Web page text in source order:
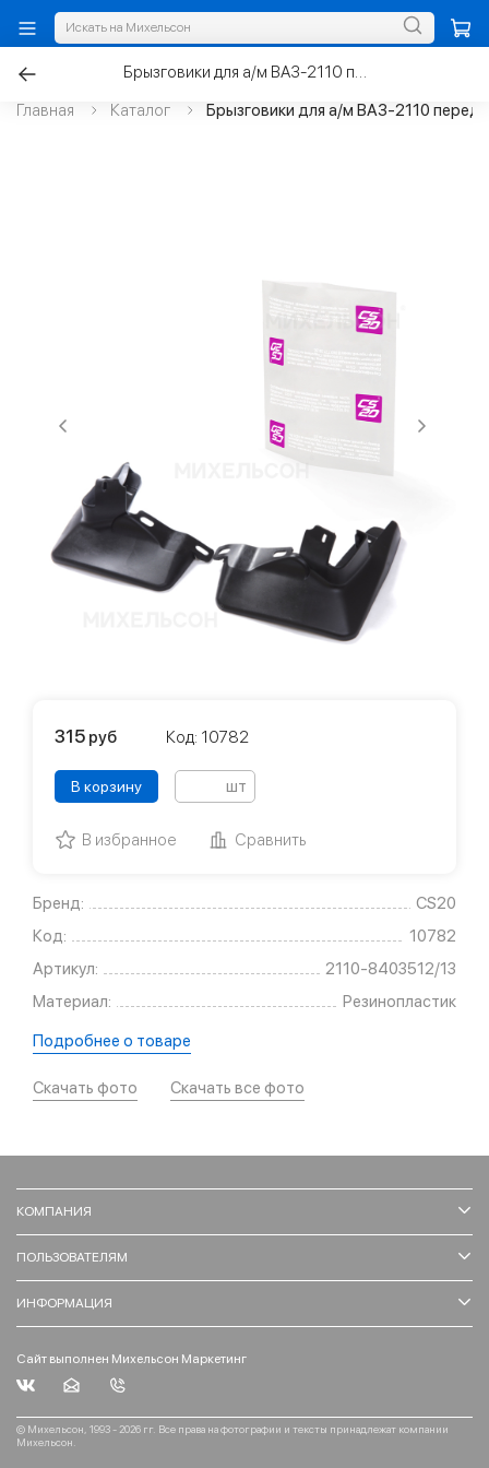
Главная Каталог Брызговики для а/м ВАЗ-2110
Бренд:
CS20
Код:
10782
Артикул:
2110-8403512/13
Материал:
Резинопластик
Подробнее о товаре
Скачать фото Скачать все фото
315 руб Код: 10782
В корзину шт
В избранное Сравнить
КОМПАНИЯ
ПОЛЬЗОВАТЕЛЯМ
ИНФОРМАЦИЯ
Сайт выполнен Михельсон Маркетинг
© Михельсон, 1993 - 2026 гг. Все права на фотографии и тексты принадлежат компании
Михельсон.